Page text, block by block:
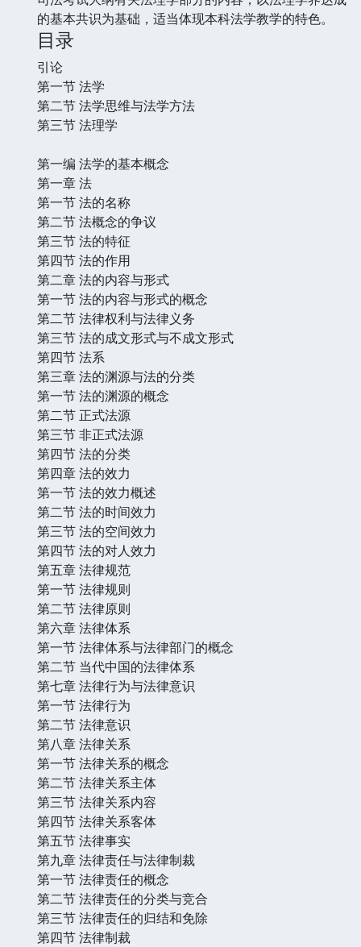
的基本共识为基础，适当体现本科法学教学的特色。
目录
引论
第一节 法学
第二节 法学思维与法学方法
第三节 法理学
第一编 法学的基本概念
第一章 法
第一节 法的名称
第二节 法概念的争议
第三节 法的特征
第四节 法的作用
第二章 法的内容与形式
第一节 法的内容与形式的概念
第二节 法律权利与法律义务
第三节 法的成文形式与不成文形式
第四节 法系
第三章 法的渊源与法的分类
第一节 法的渊源的概念
第二节 正式法源
第三节 非正式法源
第四节 法的分类
第四章 法的效力
第一节 法的效力概述
第二节 法的时间效力
第三节 法的空间效力
第四节 法的对人效力
第五章 法律规范
第一节 法律规则
第二节 法律原则
第六章 法律体系
第一节 法律体系与法律部门的概念
第二节 当代中国的法律体系
第七章 法律行为与法律意识
第一节 法律行为
第二节 法律意识
第八章 法律关系
第一节 法律关系的概念
第二节 法律关系主体
第三节 法律关系内容
第四节 法律关系客体
第五节 法律事实
第九章 法律责任与法律制裁
第一节 法律责任的概念
第二节 法律责任的分类与竞合
第三节 法律责任的归结和免除
第四节 法律制裁